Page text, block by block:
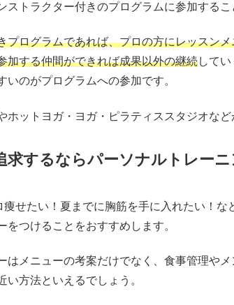
ストラクター付きのプログラムに参加するこ
プログラムであれば、プロの方にレッスン
加する仲間ができれば成果以外の継続して
いのがプログラムへの参加です。
ホットヨガ・ヨガ・ピラティススタジオなど
求するならパーソナルトレーニ
せたい！夏までに胸筋を手に入れたい！
をつけることをおすすめします。
はメニューの考案だけでなく、食事管理や
い方法といえるでしょう。